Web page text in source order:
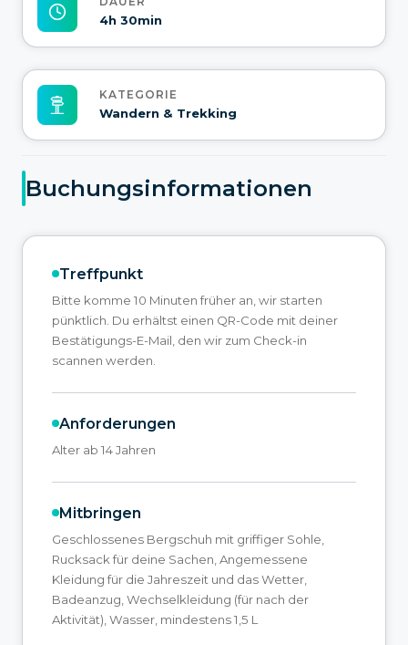
4h 30min
KATEGORIE
Wandern & Trekking
Buchungsinformationen
Treffpunkt
Bitte komme 10 Minuten früher an, wir starten
pünktlich. Du erhältst einen QR-Code mit deiner
Bestätigungs-E-Mail, den wir zum Check-in
scannen werden.
Anforderungen
Alter ab 14 Jahren
Mitbringen
Geschlossenes Bergschuh mit griffiger Sohle,
Rucksack für deine Sachen, Angemessene
Kleidung für die Jahreszeit und das Wetter,
Badeanzug, Wechselkleidung (für nach der
Aktivität), Wasser, mindestens 1,5 L